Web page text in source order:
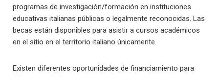
programas de investigación/formación en instituciones
educativas italianas públicas o legalmente reconocidas. Las
becas están disponibles para asistir a cursos académicos
en el sitio en el territorio italiano únicamente.
Existen diferentes oportunidades de financiamiento para